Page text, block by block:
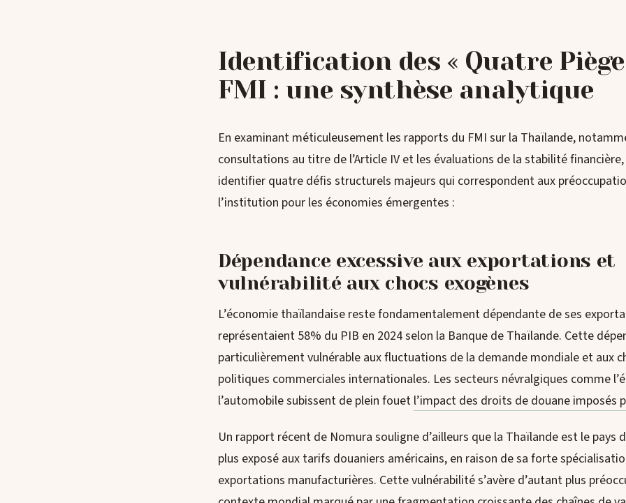
Identification des « Quatre
FMI : une synthèse analytique
En examinant méticuleusement les rapports du FMI sur la Thaïlande,
consultations au titre de l’Article IV et les évaluations de la stabilité
identifier quatre défis structurels majeurs qui correspondent aux
l’institution pour les économies émergentes :
Dépendance excessive aux exportations et
vulnérabilité aux chocs exogènes
L’économie thaïlandaise reste fondamentalement dépendante de ses
représentaient 58% du PIB en 2024 selon la Banque de Thaïlande. Cette
particulièrement vulnérable aux fluctuations de la demande mondiale et aux
politiques commerciales internationales. Les secteurs névralgiques comme
l’automobile subissent de plein fouet l’impact des droits de douane imposés
Un rapport récent de Nomura souligne d’ailleurs que la Thaïlande est le pays
plus exposé aux tarifs douaniers américains, en raison de sa forte
exportations manufacturières. Cette vulnérabilité s’avère d’autant plus